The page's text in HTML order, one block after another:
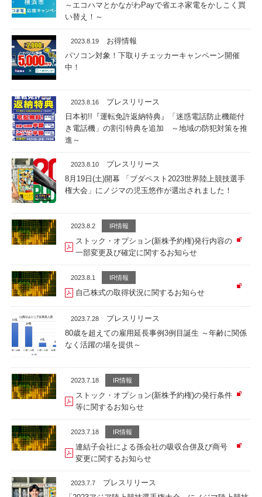
～エコハマとかながわPayで省エネ家電をかしこく買
い替え！～
2023.8.19
お得情報
パソコン対象！下取りチェッカーキャンペーン開催
中！
2023.8.16
プレスリリース
日本初!!『運転免許返納特典』「迷惑電話防止機能付
き電話機」の割引特典を追加 ～地域の防犯対策を推
進～
2023.8.10
プレスリリース
8月19日(土)開幕 「ブダペスト2023世界陸上競技選手
権大会」にノジマの児玉悠作が選出されました！
2023.8.2 IR情報
ストック・オプション(新株予約権)発行内容の
一部変更及び確定に関するお知らせ
2023.8.1 IR情報
自己株式の取得状況に関するお知らせ
2023.7.28
プレスリリース
80歳を超えての雇用延長事例3例目誕生 ～年齢に関係
なく活躍の場を提供～
2023.7.18 IR情報
ストック・オプション(新株予約権)の発行条件
等に関するお知らせ
2023.7.18 IR情報
連結子会社による孫会社の吸収合併及び商号
変更に関するお知らせ
2023.7.7
プレスリリース